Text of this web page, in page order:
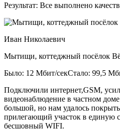
Результат: Все выполнено
Иван Николаевич
Мытищи, коттеджный посёлок
Было: 12 Мбит/секСтало: 99,5
Подключили интернет,GSM,
видеонаблюдение в частном
большой, но нам удалось
прилегающий участок в единую
бесшовный WIFI.